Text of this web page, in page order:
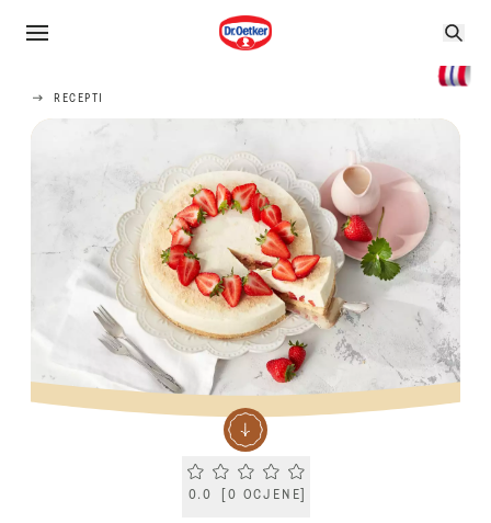
RECEPTI
Current rating 0.0. Click to rate.
0.0 0 OCJENE